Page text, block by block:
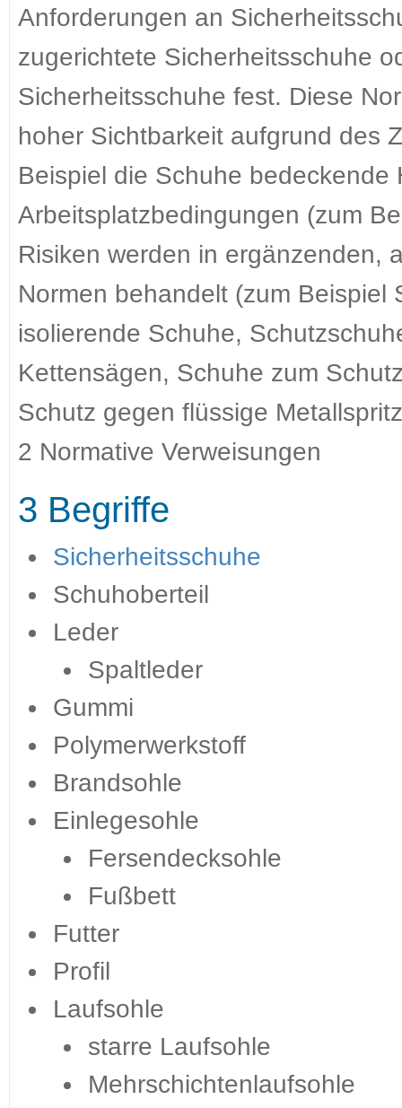
Anforderungen an
zugerichtete Sicherheitsschuhe
Sicherheitsschuhe fest. Diese
hoher Sichtbarkeit aufgrund des
Beispiel die Schuhe bedeckende
Arbeitsplatzbedingungen (zum
Risiken werden in ergänzenden,
Normen behandelt (zum Beispiel
isolierende Schuhe,
Kettensägen, Schuhe zum
Schutz gegen flüssige
2 Normative Verweisungen
3 Begriffe
Sicherheitsschuhe
Schuhoberteil
Leder
Spaltleder
Gummi
Polymerwerkstoff
Brandsohle
Einlegesohle
Fersendecksohle
Fußbett
Futter
Profil
Laufsohle
starre Laufsohle
Mehrschichtenlaufsohle